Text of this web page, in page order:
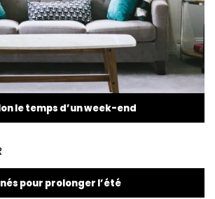
le temps d’un week-end
pour prolonger l’été